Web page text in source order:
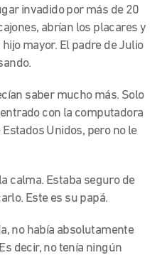
invadido por más de 20
abrían los placares y
mayor. El padre de Julio
saber mucho más. Solo
con la computadora
Unidos, pero no le
calma. Estaba seguro de
Este es su papá.
, no había absolutamente
decir, no tenía ningún